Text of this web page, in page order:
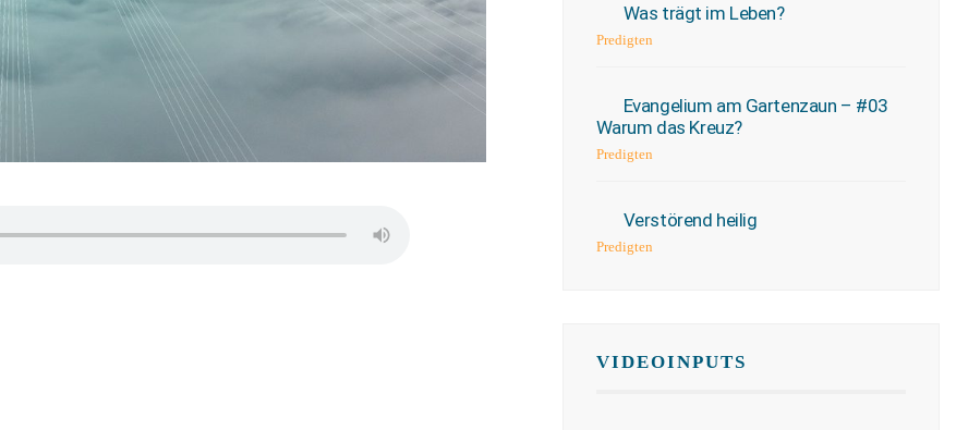
Was trägt im Leben?
Predigten
Evangelium am Gartenzaun – #03
Warum das Kreuz?
Predigten
Verstörend heilig
Predigten
VIDEOINPUTS